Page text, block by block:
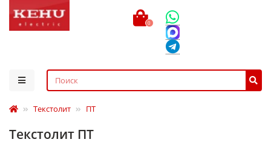
0
Текстолит ПТ
Текстолит ПТ